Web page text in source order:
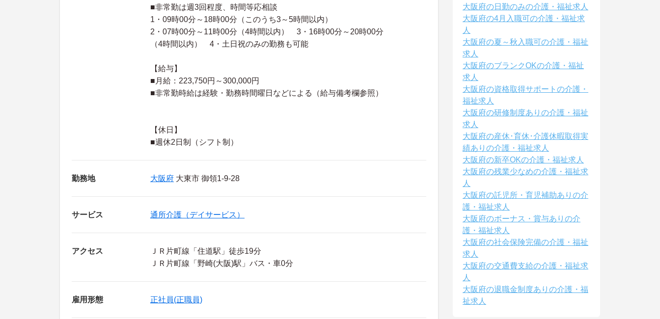
■非常勤は週3回程度、時間等応相談
1・09時00分～18時00分（このうち3～5時間以内）
2・07時00分～11時00分（4時間以内） 3・16時00分～20時00分
（4時間以内） 4・土日祝のみの勤務も可能
【給与】
■月給：223,750円～300,000円
■非常勤時給は経験・勤務時間曜日などによる（給与備考欄参照）
【休日】
■週休2日制（シフト制）
勤務地 大阪府 大東市 御領1-9-28
サービス 通所介護（デイサービス）
アクセス
ＪＲ片町線「住道駅」徒歩19分
ＪＲ片町線「野崎(大阪)駅」バス・車0分
雇用形態 正社員(正職員)
大阪府の日勤のみの介護・福祉求人
大阪府の4月入職可の介護・福祉求
人
大阪府の夏～秋入職可の介護・福祉
求人
大阪府のブランクOKの介護・福祉
求人
大阪府の資格取得サポートの介護・
福祉求人
大阪府の研修制度ありの介護・福祉
求人
大阪府の産休･育休･介護休暇取得実
績ありの介護・福祉求人
大阪府の新卒OKの介護・福祉求人
大阪府の残業少なめの介護・福祉求
人
大阪府の託児所・育児補助ありの介
護・福祉求人
大阪府のボーナス・賞与ありの介
護・福祉求人
大阪府の社会保険完備の介護・福祉
求人
大阪府の交通費支給の介護・福祉求
人
大阪府の退職金制度ありの介護・福
祉求人